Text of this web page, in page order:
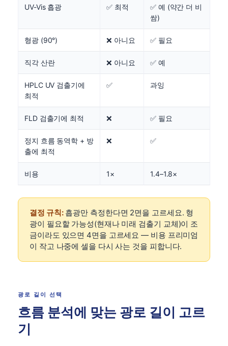
UV-Vis 흡광 ✅ 최적
✅ 예 (약간 더 비
쌈)
형광 (90°) ❌ 아니요 ✅ 필요
직각 산란 ❌ 아니요 ✅ 예
HPLC UV 검출기에
최적
✅ 과잉
FLD 검출기에 최적 ❌ ✅ 필요
정지 흐름 동역학 + 방
출에 최적
❌ ✅
비용 1× 1.4–1.8×
결정 규칙:흡광만 측정한다면 2면을 고르세요. 형
광이 필요할 가능성(현재나 미래 검출기 교체)이 조
금이라도 있으면 4면을 고르세요 — 비용 프리미엄
이 작고 나중에 셀을 다시 사는 것을 피합니다.
광로 길이 선택
흐름 분석에 맞는 광로 길이 고르
기